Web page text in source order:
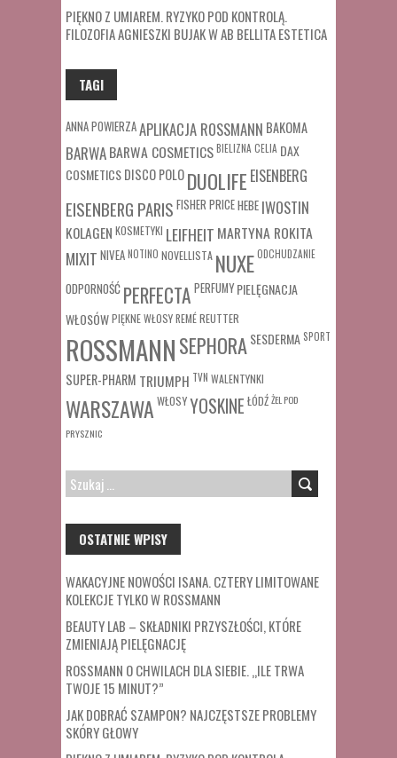
PIĘKNO Z UMIAREM. RYZYKO POD KONTROLĄ.
FILOZOFIA AGNIESZKI BUJAK W AB BELLITA ESTETICA
TAGI
ANNA POWIERZAAPLIKACJA ROSSMANN BAKOMA
BARWABARWA COSMETICSBIELIZNA CELIA DAX
COSMETICSDISCO POLODUOLIFE EISENBERG
EISENBERG PARIS FISHER PRICEHEBE IWOSTIN
KOLAGEN KOSMETYKI LEIFHEIT MARTYNA ROKITA
MIXIT NIVEANOTINO NOVELLISTA NUXEODCHUDZANIE
ODPORNOŚĆ PERFECTA PERFUMY PIELĘGNACJA
WŁOSÓWPIĘKNE WŁOSYREMÉREUTTER
ROSSMANNSEPHORASESDERMA SPORT
SUPER-PHARM TRIUMPH TVN WALENTYNKI
WARSZAWA WŁOSYYOSKINE ŁÓDŹŻEL POD
PRYSZNIC
SZUKAJ:
OSTATNIE WPISY
WAKACYJNE NOWOŚCI ISANA. CZTERY LIMITOWANE
KOLEKCJE TYLKO W ROSSMANN
BEAUTY LAB – SKŁADNIKI PRZYSZŁOŚCI, KTÓRE
ZMIENIAJĄ PIELĘGNACJĘ
ROSSMANN O CHWILACH DLA SIEBIE. „ILE TRWA
TWOJE 15 MINUT?”
JAK DOBRAĆ SZAMPON? NAJCZĘSTSZE PROBLEMY
SKÓRY GŁOWY